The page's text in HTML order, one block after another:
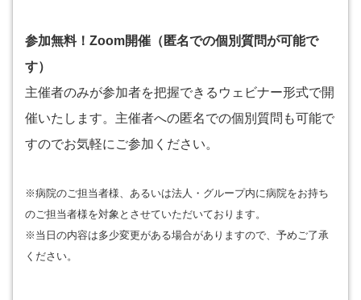
参加無料！Zoom開催（匿名での個別質問が可能で
す）
主催者のみが参加者を把握できるウェビナー形式で開
催いたします。主催者への匿名での個別質問も可能で
すのでお気軽にご参加ください。
※病院のご担当者様、あるいは法人・グループ内に病院をお持ち
のご担当者様を対象とさせていただいております。
※当日の内容は多少変更がある場合がありますので、予めご了承
ください。